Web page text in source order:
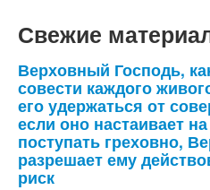
Свежие
Верховный Господь,
совести каждого
его удержаться от
если оно настаивает
поступать греховно,
разрешает ему
риск